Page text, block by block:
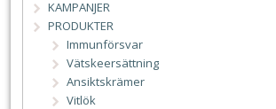
KAMPANJER
PRODUKTER
Immunförsvar
Vätskeersättning
Ansiktskrämer
Vitlök